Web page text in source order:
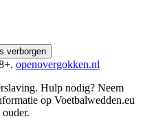
verborgen
openovergokken.nl
Hulp nodig? Neem
op Voetbalwedden.eu